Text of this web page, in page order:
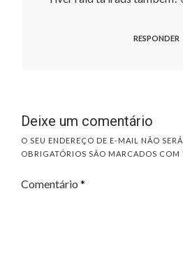
RESPONDER
Deixe um comentário
O SEU ENDEREÇO DE E-MAIL NÃO
OBRIGATÓRIOS SÃO MARCADOS COM
Comentário *